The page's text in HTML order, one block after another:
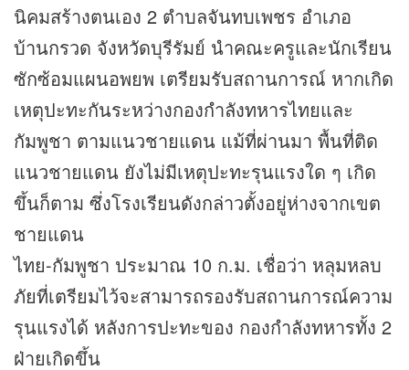
นิคมสร้างตนเอง 2 ตำบลจันทบเพชร อำเภอ
บ้านกรวด จังหวัดบุรีรัมย์ นำคณะครูและนักเรียน
ซักซ้อมแผนอพยพ เตรียมรับสถานการณ์ หากเกิด
เหตุปะทะกันระหว่างกองกำลังทหารไทยและ
กัมพูชา ตามแนวชายแดน แม้ที่ผ่านมา พื้นที่ติด
แนวชายแดน ยังไม่มีเหตุปะทะรุนแรงใด ๆ เกิด
ขึ้นก็ตาม ซึ่งโรงเรียนดังกล่าวตั้งอยู่ห่างจากเขต
ชายแดน
ไทย-กัมพูชา ประมาณ 10 ก.ม. เชื่อว่า หลุมหลบ
ภัยที่เตรียมไว้จะสามารถรองรับสถานการณ์ความ
รุนแรงได้ หลังการปะทะของ กองกำลังทหารทั้ง 2
ฝ่ายเกิดขึ้น